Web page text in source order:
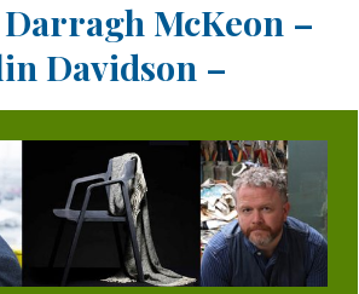
McKeon –
Davidson –